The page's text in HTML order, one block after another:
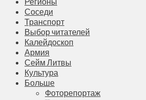
Соседи
Транспорт
Выбор читателей
Калейдоскоп
Армия
Сейм Литвы
Культура
Больше
Фоторепортаж